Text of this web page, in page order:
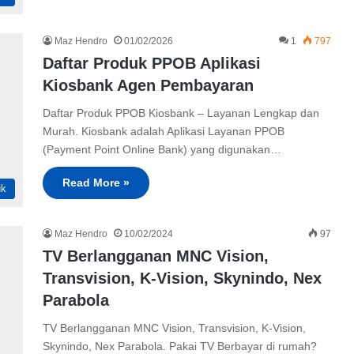
Maz Hendro 01/02/2026 1 797
Daftar Produk PPOB Aplikasi
Kiosbank Agen Pembayaran
Daftar Produk PPOB Kiosbank – Layanan Lengkap dan
Murah. Kiosbank adalah Aplikasi Layanan PPOB
(Payment Point Online Bank) yang digunakan…
Read More »
Maz Hendro 10/02/2024 97
TV Berlangganan MNC Vision,
Transvision, K-Vision, Skynindo, Nex
Parabola
TV Berlangganan MNC Vision, Transvision, K-Vision,
Skynindo, Nex Parabola. Pakai TV Berbayar di rumah?